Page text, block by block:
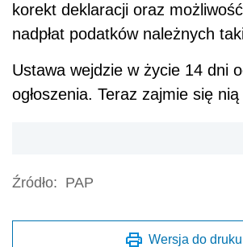
korekt deklaracji oraz
nadpłat podatków należnych
Ustawa wejdzie w życie 14 dni
ogłoszenia. Teraz zajmie się
Źródło: PAP
Wersja do druku